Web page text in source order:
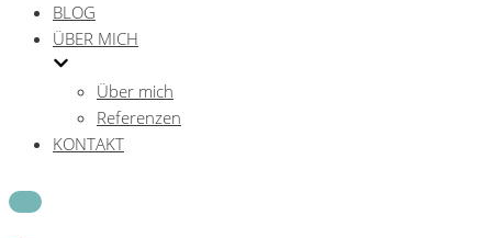
BLOG
ÜBER MICH
Über mich
Referenzen
KONTAKT
Navigations-